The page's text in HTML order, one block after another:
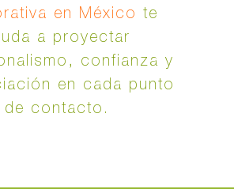
en México te
a proyectar
confianza y
en cada punto
de contacto.